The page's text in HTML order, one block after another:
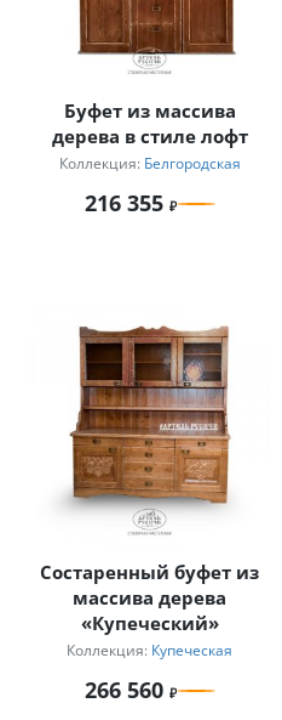
Буфет из массива
дерева в стиле лофт
Коллекция: Белгородская
216 355
Состаренный буфет из
массива дерева
«Купеческий»
Коллекция: Купеческая
266 560